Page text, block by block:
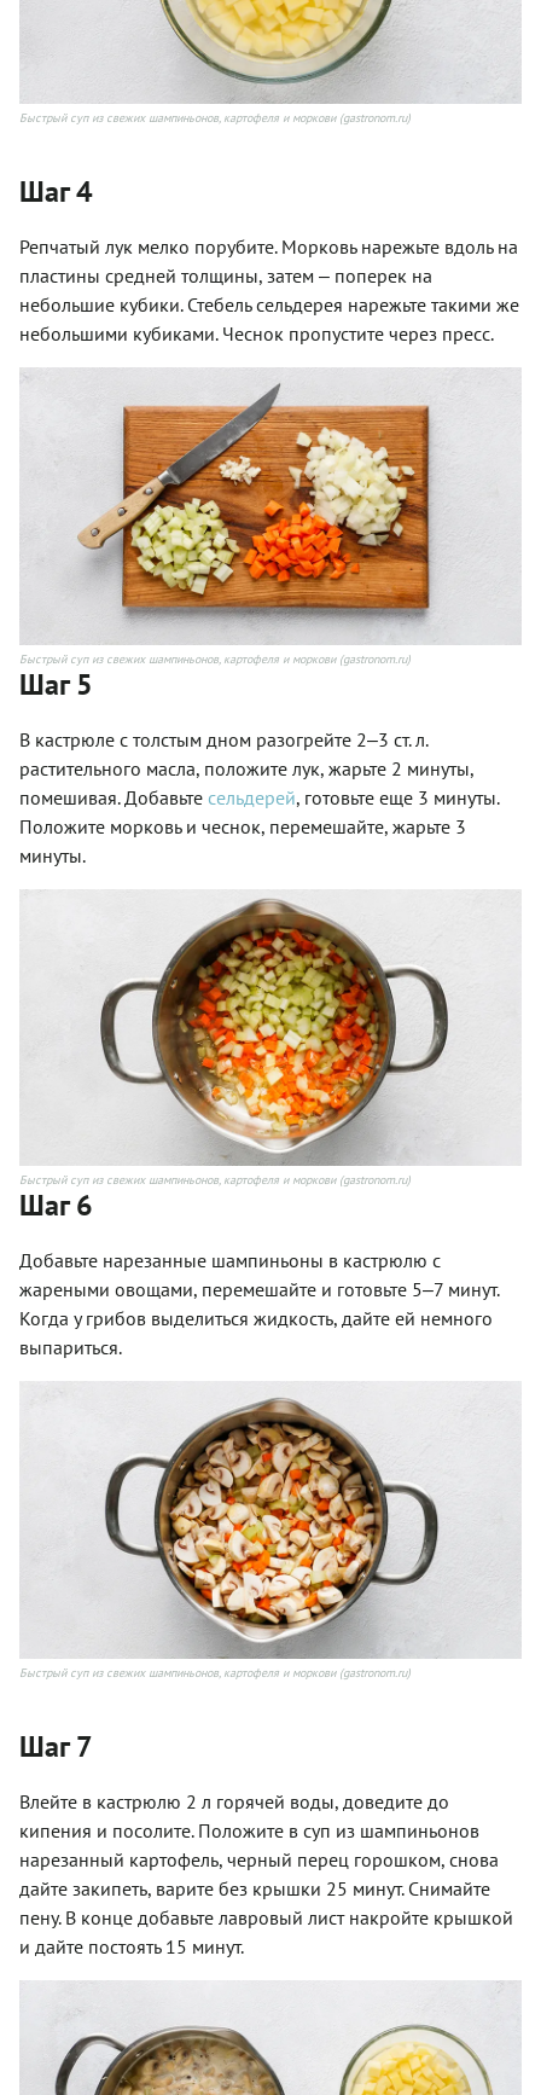
Быстрый суп из свежих шампиньонов, картофеля и моркови (gastronom.ru)
Шаг 4
Репчатый лук мелко порубите. Морковь нарежьте вдоль на
пластины средней толщины, затем ‒ поперек на
небольшие кубики. Стебель сельдерея нарежьте такими же
небольшими кубиками. Чеснок пропустите через пресс.
Быстрый суп из свежих шампиньонов, картофеля и моркови (gastronom.ru)
Шаг 5
В кастрюле с толстым дном разогрейте 2‒3 ст. л.
растительного масла, положите лук, жарьте 2 минуты,
помешивая. Добавьте сельдерей, готовьте еще 3 минуты.
Положите морковь и чеснок, перемешайте, жарьте 3
минуты.
Быстрый суп из свежих шампиньонов, картофеля и моркови (gastronom.ru)
Шаг 6
Добавьте нарезанные шампиньоны в кастрюлю с
жареными овощами, перемешайте и готовьте 5‒7 минут.
Когда у грибов выделиться жидкость, дайте ей немного
выпариться.
Быстрый суп из свежих шампиньонов, картофеля и моркови (gastronom.ru)
Шаг 7
Влейте в кастрюлю 2 л горячей воды, доведите до
кипения и посолите. Положите в суп из шампиньонов
нарезанный картофель, черный перец горошком, снова
дайте закипеть, варите без крышки 25 минут. Снимайте
пену. В конце добавьте лавровый лист накройте крышкой
и дайте постоять 15 минут.